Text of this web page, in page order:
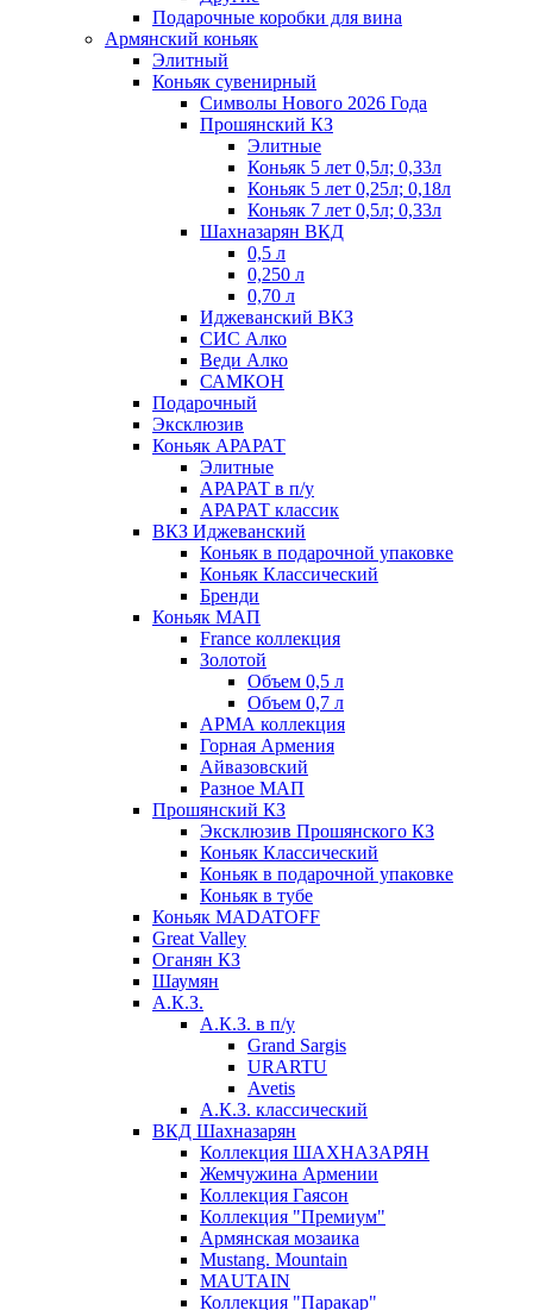
Подарочные коробки для вина
Армянский коньяк
Элитный
Коньяк сувенирный
Символы Нового 2026 Года
Прошянский КЗ
Элитные
Коньяк 5 лет 0,5л; 0,33л
Коньяк 5 лет 0,25л; 0,18л
Коньяк 7 лет 0,5л; 0,33л
Шахназарян ВКД
0,5 л
0,250 л
0,70 л
Иджеванский ВКЗ
СИС Алко
Веди Алко
САМКОН
Подарочный
Эксклюзив
Коньяк АРАРАТ
Элитные
АРАРАТ в п/у
АРАРАТ классик
ВКЗ Иджеванский
Коньяк в подарочной упаковке
Коньяк Классический
Бренди
Коньяк МАП
France коллекция
Золотой
Объем 0,5 л
Объем 0,7 л
АРМА коллекция
Горная Армения
Айвазовский
Разное МАП
Прошянский КЗ
Эксклюзив Прошянского КЗ
Коньяк Классический
Коньяк в подарочной упаковке
Коньяк в тубе
Коньяк MADATOFF
Great Valley
Оганян КЗ
Шаумян
А.К.З.
А.К.З. в п/у
Grand Sargis
URARTU
Avetis
А.К.З. классический
ВКД Шахназарян
Коллекция ШАХНАЗАРЯН
Жемчужина Армении
Коллекция Гаясон
Коллекция "Премиум"
Армянская мозаика
Mustang. Mountain
MAUTAIN
Коллекция "Паракар"